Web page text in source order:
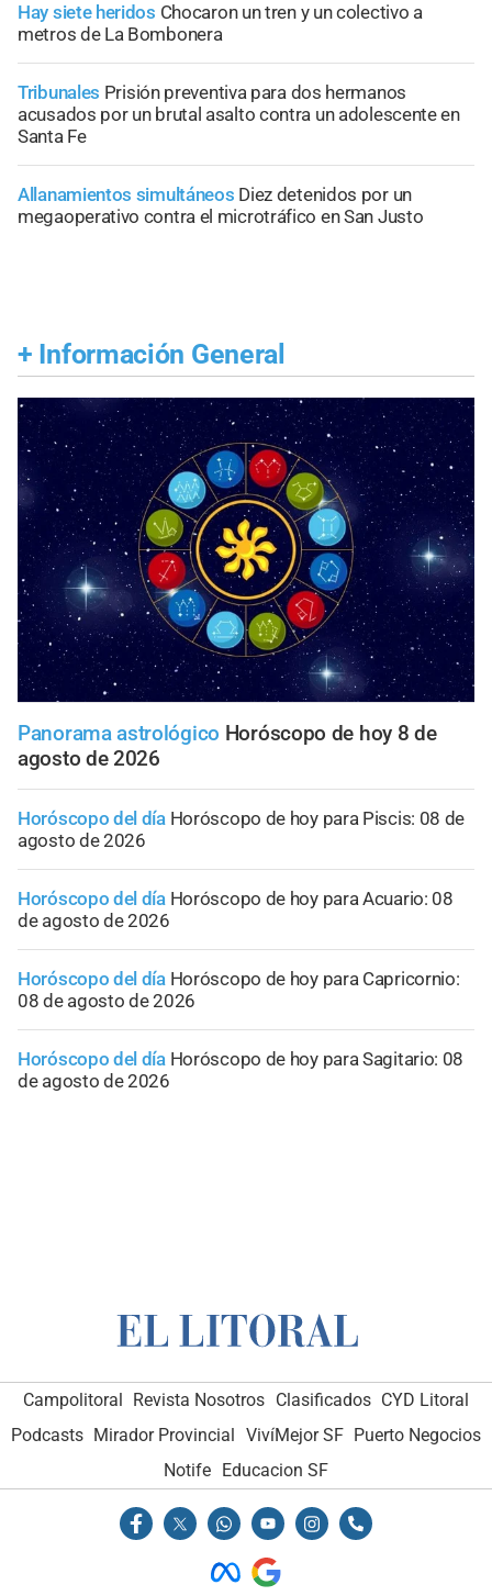
Hay siete heridos Chocaron un tren y un colectivo a
metros de La Bombonera
Tribunales Prisión preventiva para dos hermanos
acusados por un brutal asalto contra un adolescente en
Santa Fe
Allanamientos simultáneos Diez detenidos por un
megaoperativo contra el microtráfico en San Justo
+ Información General
Panorama astrológico Horóscopo de hoy 8 de
agosto de 2026
Horóscopo del día Horóscopo de hoy para Piscis: 08 de
agosto de 2026
Horóscopo del día Horóscopo de hoy para Acuario: 08
de agosto de 2026
Horóscopo del día Horóscopo de hoy para Capricornio:
08 de agosto de 2026
Horóscopo del día Horóscopo de hoy para Sagitario: 08
de agosto de 2026
Campolitoral Revista Nosotros Clasificados CYD Litoral
Podcasts Mirador Provincial VivíMejor SF Puerto Negocios
Notife Educacion SF